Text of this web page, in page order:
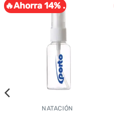
🔥Ahorra 14% .
NATACIÓN